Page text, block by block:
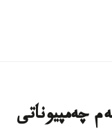
چەمپيوناتى